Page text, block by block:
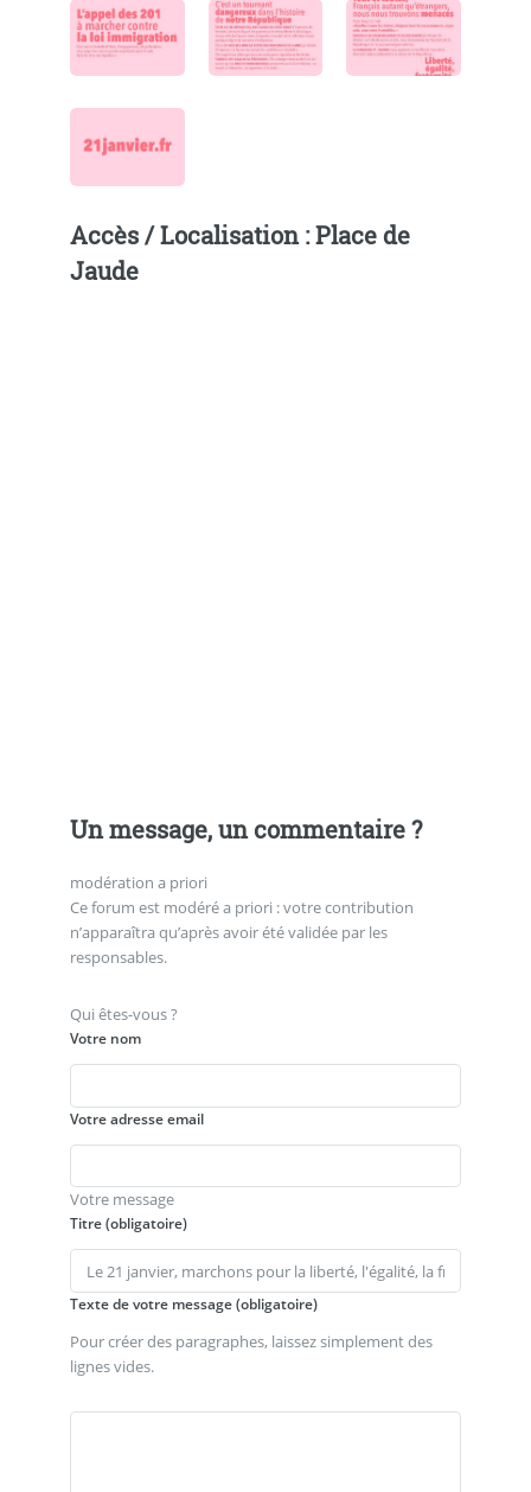
Accès / Localisation : Place de
Jaude
Un message, un commentaire ?
modération a priori
Ce forum est modéré a priori : votre contribution
n’apparaîtra qu’après avoir été validée par les
responsables.
Qui êtes-vous ?
Votre nom
Votre adresse email
Votre message
Titre (obligatoire)
Texte de votre message (obligatoire)
Pour créer des paragraphes, laissez simplement des
lignes vides.